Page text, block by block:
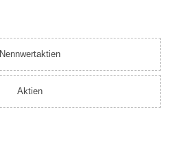
Nennwertaktien
Aktien